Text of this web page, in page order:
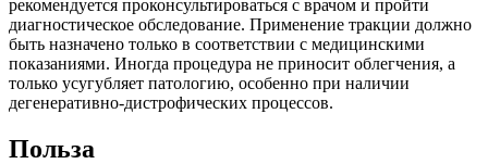
рекомендуется проконсультироваться с врачом и пройти
диагностическое обследование. Применение тракции должно
быть назначено только в соответствии с медицинскими
показаниями. Иногда процедура не приносит облегчения, а
только усугубляет патологию, особенно при наличии
дегенеративно-дистрофических процессов.
Польза